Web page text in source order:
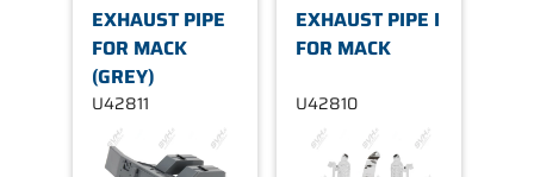
EXHAUST PIPE
FOR MACK
(GREY)
U42811
EXHAUST PIPE I
FOR MACK
U42810